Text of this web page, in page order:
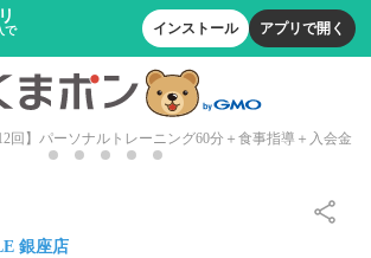
で
インストール アプリで開く
12回】パーソナルトレーニング60分＋食事指導＋入会金
銀座店